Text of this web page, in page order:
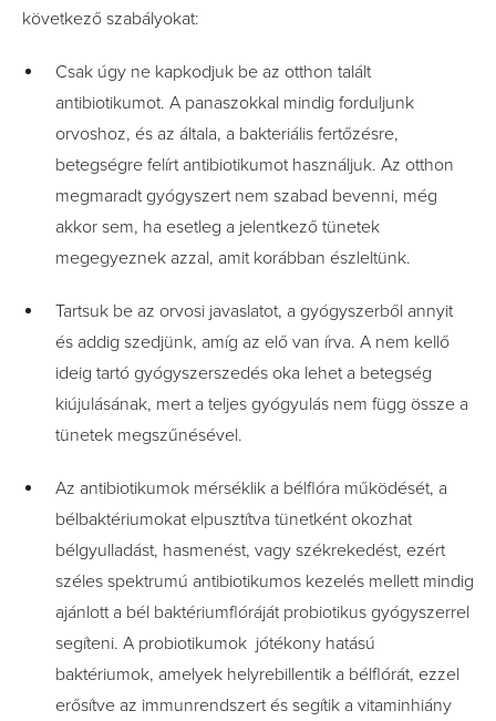
következő szabályokat:
Csak úgy ne kapkodjuk be az otthon talált
antibiotikumot. A panaszokkal mindig forduljunk
orvoshoz, és az általa, a bakteriális fertőzésre,
betegségre felírt antibiotikumot használjuk. Az otthon
megmaradt gyógyszert nem szabad bevenni, még
akkor sem, ha esetleg a jelentkező tünetek
megegyeznek azzal, amit korábban észleltünk.
Tartsuk be az orvosi javaslatot, a gyógyszerből annyit
és addig szedjünk, amíg az elő van írva. A nem kellő
ideig tartó gyógyszerszedés oka lehet a betegség
kiújulásának, mert a teljes gyógyulás nem függ össze a
tünetek megszűnésével.
Az antibiotikumok mérséklik a bélflóra működését, a
bélbaktériumokat elpusztítva tünetként okozhat
bélgyulladást, hasmenést, vagy székrekedést, ezért
széles spektrumú antibiotikumos kezelés mellett mindig
ajánlott a bél baktériumflóráját probiotikus gyógyszerrel
segíteni. A probiotikumok jótékony hatású
baktériumok, amelyek helyrebillentik a bélflórát, ezzel
erősítve az immunrendszert és segítik a vitaminhiány